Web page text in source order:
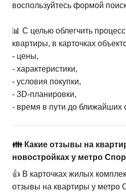
воспользуйтесь формой
📊 С целью облегчить
квартиры, в карточках
- цены,
- характеристики,
- условия покупки,
- 3D-планировки,
- время в пути до ближайших
👪 Какие отзывы на
новостройках у метро
👍 В карточках жилых
отзывы на квартиры у метро